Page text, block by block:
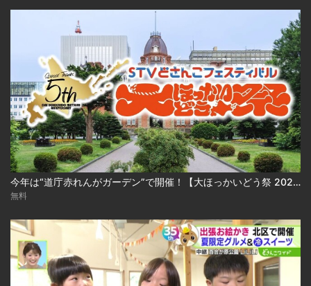
今年は“道庁赤れんがガーデン”で開催！【大ほっかいどう祭 2026】
無料